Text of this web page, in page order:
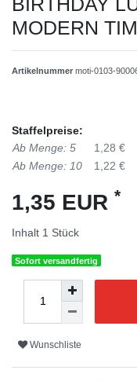
MODERN
Artikelnummer moti-0103-
Staffelpreise:
Ab Menge: 5
1,28 €
Ab Menge: 10
1,22 €
1,35 EUR *
Inhalt 1 Stück
Sofort versandfertig
Wunschliste